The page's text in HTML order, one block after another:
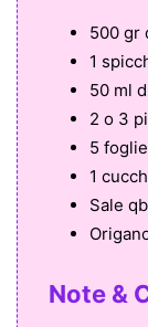
500 gr
1
50 ml
2 o 3
5
1
Sale qb
Note &